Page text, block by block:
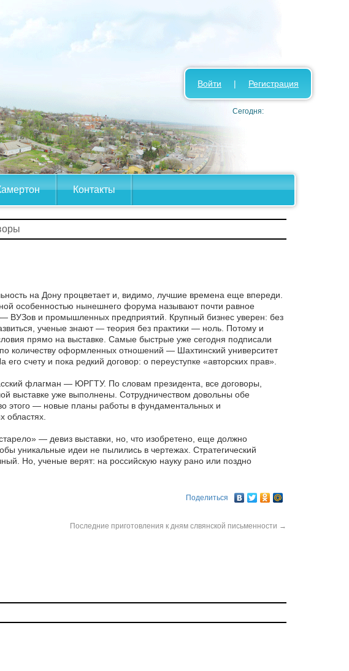
Контакты
Войти | Регистрация
Сегодня:
на Дону процветает и, видимо, лучшие времена еще впереди.
особенностью нынешнего форума называют почти равное
— ВУЗов и промышленных предприятий. Крупный бизнес уверен: без
ученые знают — теория без практики — ноль. Потому и
прямо на выставке. Самые быстрые уже сегодня подписали
количеству оформленных отношений — Шахтинский университет
его счету и пока редкий договор: о переуступке «авторских прав».
флагман — ЮРГТУ. По словам президента, все договоры,
выставке уже выполнены. Сотрудничеством довольны обе
этого — новые планы работы в фундаментальных и
областях.
— девиз выставки, но, что изобретено, еще должно
уникальные идеи не пылились в чертежах. Стратегический
Но, ученые верят: на российскую науку рано или поздно
Поделиться
Последние приготовления к дням слвянской письменности →